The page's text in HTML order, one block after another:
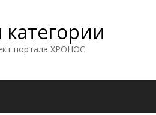
портала ХРОНОС